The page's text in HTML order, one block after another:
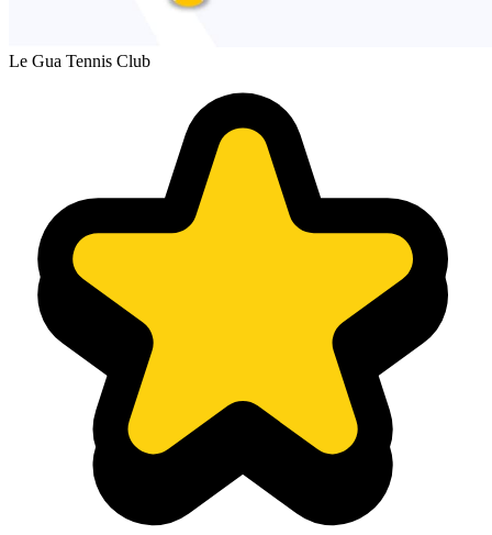
Le Gua Tennis Club